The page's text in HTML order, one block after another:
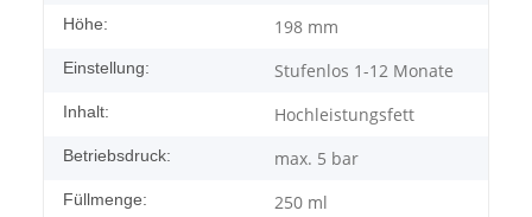
Höhe: 198 mm
Einstellung: Stufenlos 1-12 Monate
Inhalt: Hochleistungsfett
Betriebsdruck: max. 5 bar
Füllmenge: 250 ml